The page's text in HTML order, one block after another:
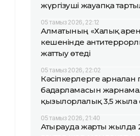
жүргізуші жауапқа
05 тамыз 2026, 22:12
Алматының «Халық
кешенінде
жаттығу өтеді
05 тамыз 2026, 22:02
Кәсіпкерлерге арналған
бағдарламасын
қызылорлалық 3,5 жылға
05 тамыз 2026, 21:40
Атырауда жарты жылда